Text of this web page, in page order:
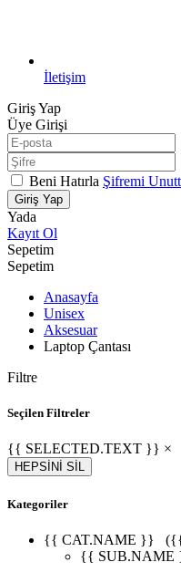
İletişim
Giriş Yap
Üye Girişi
Beni Hatırla Şifremi
Giriş Yap
Yada
Kayıt Ol
Sepetim
Sepetim
Anasayfa
Unisex
Aksesuar
Laptop Çantası
Filtre
Seçilen Filtreler
{{ SELECTED.TEXT }} ×
HEPSİNİ SİL
Kategoriler
{{ CAT.NAME }}
{{ SUB.NAME